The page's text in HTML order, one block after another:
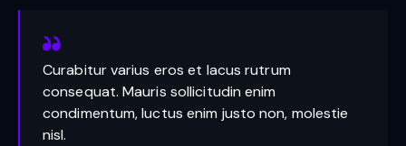
Curabitur varius eros et lacus rutrum
consequat. Mauris sollicitudin enim
condimentum, luctus enim justo non, molestie
nisl.